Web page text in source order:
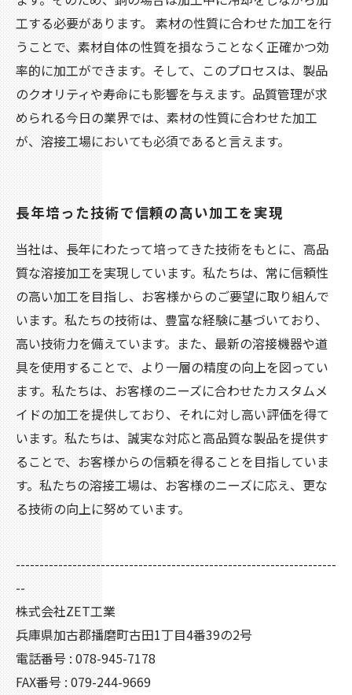
工する必要があります。 素材の性質に合わせた加工を行
うことで、素材自体の性質を損なうことなく正確かつ効
率的に加工ができます。そして、このプロセスは、製品
のクオリティや寿命にも影響を与えます。品質管理が求
められる今日の業界では、素材の性質に合わせた加工
が、溶接工場においても必須であると言えます。
長年培った技術で信頼の高い加工を実現
当社は、長年にわたって培ってきた技術をもとに、高品
質な溶接加工を実現しています。私たちは、常に信頼性
の高い加工を目指し、お客様からのご要望に取り組んで
います。私たちの技術は、豊富な経験に基づいており、
高い技術力を備えています。また、最新の溶接機器や道
具を使用することで、より一層の精度の向上を図ってい
ます。私たちは、お客様のニーズに合わせたカスタムメ
イドの加工を提供しており、それに対し高い評価を得て
います。私たちは、誠実な対応と高品質な製品を提供す
ることで、お客様からの信頼を得ることを目指していま
す。私たちの溶接工場は、お客様のニーズに応え、更な
る技術の向上に努めています。
--------------------------------------------------------------------
--
株式会社ZET工業
兵庫県加古郡播磨町古田1丁目4番39の2号
電話番号 : 078-945-7178
FAX番号 : 079-244-9669